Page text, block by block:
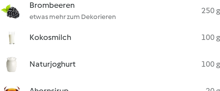
Brombeeren
etwas mehr zum Dekorieren
250 g
Kokosmilch 100 g
Naturjoghurt 100 g